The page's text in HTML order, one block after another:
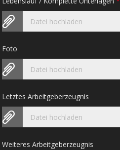
Datei hochladen
Foto
Datei hochladen
Letztes Arbeitgeberzeugnis
Datei hochladen
Weiteres Arbeitgeberzeugnis